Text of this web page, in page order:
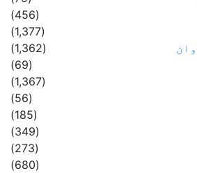
(456)
(1,377)
(1,362)
(69)
(1,367)
(56)
(185)
(349)
(273)
(680)